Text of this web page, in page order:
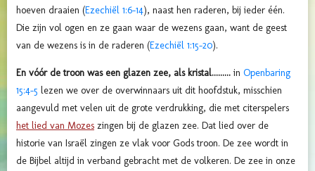
hoeven draaien (Ezechiël 1:6-14), naast hen raderen, bij ieder één.
Die zijn vol ogen en ze gaan waar de wezens gaan, want de geest
van de wezens is in de raderen (Ezechiël 1:15-20).
En vóór de troon was een glazen zee, als kristal......... in Openbaring
15:4-5 lezen we over de overwinnaars uit dit hoofdstuk, misschien
aangevuld met velen uit de grote verdrukking, die met citerspelers
het lied van Mozes zingen bij de glazen zee. Dat lied over de
historie van Israël zingen ze vlak voor Gods troon. De zee wordt in
de Bijbel altijd in verband gebracht met de volkeren. De zee in onze